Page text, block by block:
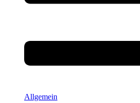
Allgemein